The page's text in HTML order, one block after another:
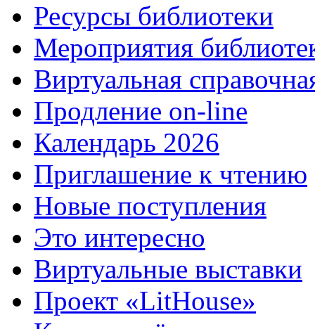
Ресурсы библиотеки
Мероприятия
Виртуальная
Продление on-line
Календарь 2026
Приглашение к чтению
Новые поступления
Это интересно
Виртуальные выставки
Проект «LitHouse»